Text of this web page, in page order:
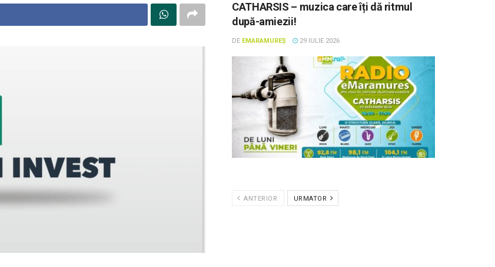
CATHARSIS – muzica care îți dă ritmul
după-amiezii!
DE EMARAMUREȘ 29 IULIE 2026
ANTERIOR URMATOR